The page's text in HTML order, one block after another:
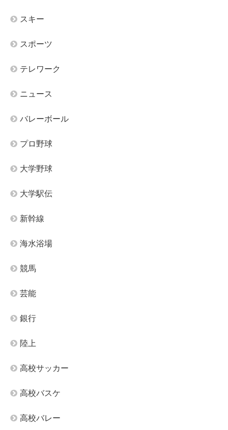
スキー
スポーツ
テレワーク
ニュース
バレーボール
プロ野球
大学野球
大学駅伝
新幹線
海水浴場
競馬
芸能
銀行
陸上
高校サッカー
高校バスケ
高校バレー